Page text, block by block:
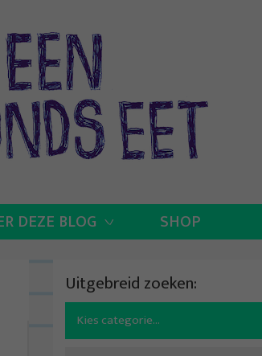
DEZE BLOG SHOP
Uitgebreid zoeken:
Search
for: